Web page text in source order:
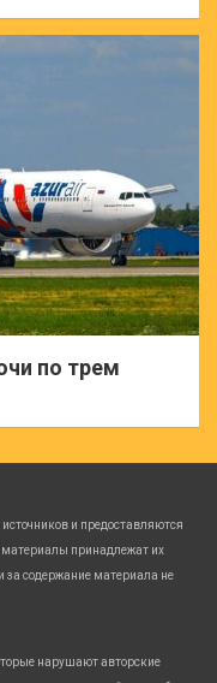
по трем
и предоставляются
материалы принадлежат их
за содержание материала не
нарушают авторские